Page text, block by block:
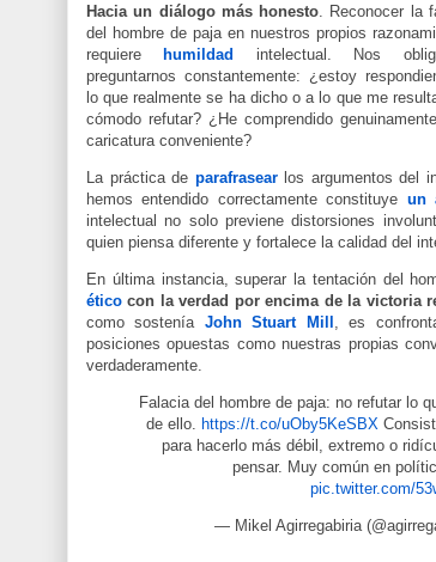
Hacia un diálogo más honesto
Reconocer la
del hombre de paja en nuestros propios
requiere
humildad
intelectual. Nos
preguntarnos constantemente: ¿estoy
lo que realmente se ha dicho o a lo que me
cómodo refutar? ¿He comprendido
caricatura conveniente?
La práctica de parafrasear los argumentos del
hemos entendido correctamente constituye un
intelectual no solo previene distorsiones
quien piensa diferente y fortalece la calidad del
En última instancia, superar la tentación del
ético con la verdad por encima de la victoria
como sostenía John Stuart Mill
, es
posiciones opuestas como nuestras propias
verdaderamente.
Falacia del hombre de paja: no refutar lo
de ello.
https://t.co/uOby5KeSBX
para hacerlo más débil, extremo o
pensar. Muy común en
pic.twitter.com/
— Mikel Agirregabiria